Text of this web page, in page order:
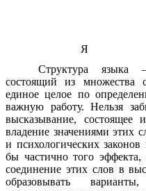
Я
Структура языка
состоящий из множества
единое целое по
важную работу. Нельзя
высказывание, состоящее
владение значениями этих
и психологических
бы частично того эффекта,
соединение этих слов в
образовывать